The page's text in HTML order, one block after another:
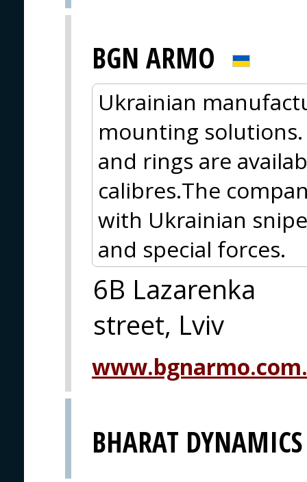
BGN ARMO
Ukrainian
mounting
and rings are
calibres.The
with Ukrainian
and special forces.
6B Lazarenka
street, Lviv
BHARAT